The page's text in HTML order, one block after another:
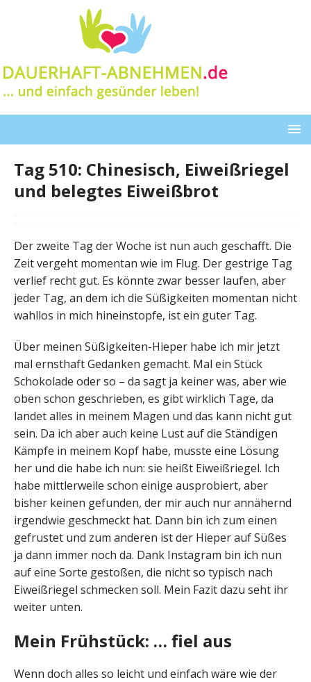
Tag 510: Chinesisch, Eiweißriegel
und belegtes Eiweißbrot
Der zweite Tag der Woche ist nun auch geschafft. Die
Zeit vergeht momentan wie im Flug. Der gestrige Tag
verlief recht gut. Es könnte zwar besser laufen, aber
jeder Tag, an dem ich die Süßigkeiten momentan nicht
wahllos in mich hineinstopfe, ist ein guter Tag.
Über meinen Süßigkeiten-Hieper habe ich mir jetzt
mal ernsthaft Gedanken gemacht. Mal ein Stück
Schokolade oder so – da sagt ja keiner was, aber wie
oben schon geschrieben, es gibt wirklich Tage, da
landet alles in meinem Magen und das kann nicht gut
sein. Da ich aber auch keine Lust auf die Ständigen
Kämpfe in meinem Kopf habe, musste eine Lösung
her und die habe ich nun: sie heißt Eiweißriegel. Ich
habe mittlerweile schon einige ausprobiert, aber
bisher keinen gefunden, der mir auch nur annähernd
irgendwie geschmeckt hat. Dann bin ich zum einen
gefrustet und zum anderen ist der Hieper auf Süßes
ja dann immer noch da. Dank Instagram bin ich nun
auf eine Sorte gestoßen, die nicht so typisch nach
Eiweißriegel schmecken soll. Mein Fazit dazu seht ihr
weiter unten.
Mein Frühstück: … fiel aus
Wenn doch alles so leicht und einfach wäre wie der